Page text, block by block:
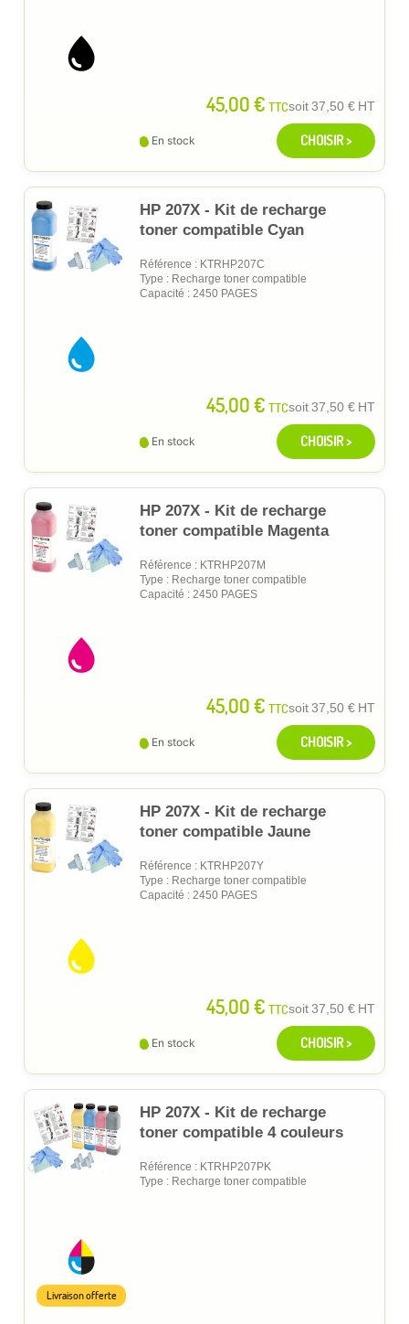
45,00 € TTCsoit37,50 € HT
En stock CHOISIR >
HP 207X - Kit de recharge
toner compatible Cyan
Référence : KTRHP207C
Type : Recharge toner compatible
Capacité : 2450 PAGES
45,00 € TTCsoit37,50 € HT
En stock CHOISIR >
HP 207X - Kit de recharge
toner compatible Magenta
Référence : KTRHP207M
Type : Recharge toner compatible
Capacité : 2450 PAGES
45,00 € TTCsoit37,50 € HT
En stock CHOISIR >
HP 207X - Kit de recharge
toner compatible Jaune
Référence : KTRHP207Y
Type : Recharge toner compatible
Capacité : 2450 PAGES
45,00 € TTCsoit37,50 € HT
En stock CHOISIR >
HP 207X - Kit de recharge
toner compatible 4 couleurs
Référence : KTRHP207PK
Type : Recharge toner compatible
Livraison offerte